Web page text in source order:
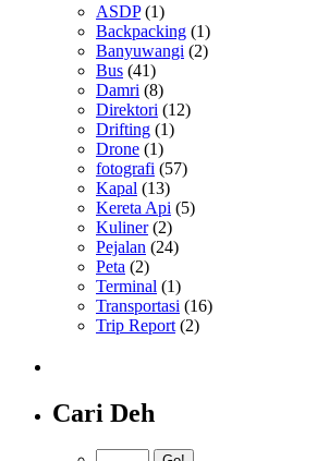
ASDP(1)
Backpacking (1)
Banyuwangi (2)
Bus (41)
Damri (8)
Direktori (12)
Drifting (1)
Drone (1)
fotografi (57)
Kapal (13)
Kereta Api (5)
Kuliner(2)
Pejalan (24)
Peta (2)
Terminal (1)
Transportasi (16)
Trip Report (2)
Cari Deh